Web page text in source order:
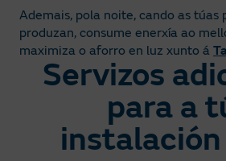
Ademais, pola noite, cando as túas
produzan, consume enerxía ao
maximiza o aforro en luz xunto á
Servizos
para a